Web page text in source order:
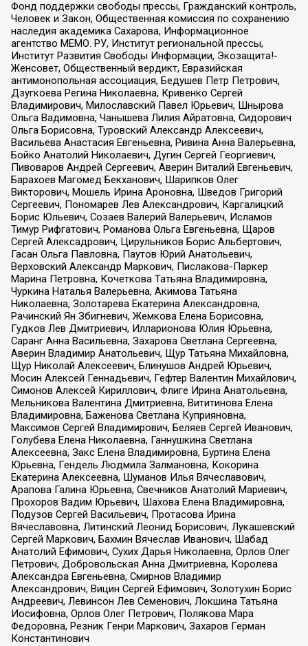
Фонд поддержки свободы прессы, Гражданский контроль,
Человек и Закон, Общественная комиссия по сохранению
наследия академика Сахарова, Информационное
агентство МЕМО. РУ, Институт региональной прессы,
Институт Развития Свободы Информации, Экозащита!-
Женсовет, Общественный вердикт, Евразийская
антимонопольная ассоциация, Бедушев Петр Петрович,
Дзугкоева Регина Николаевна, Кривенко Сергей
Владимирович, Милославский Павел Юрьевич, Шнырова
Ольга Вадимовна, Чанышева Лилия Айратовна, Сидорович
Ольга Борисовна, Туровский Александр Алексеевич,
Васильева Анастасия Евгеньевна, Ривина Анна Валерьевна,
Бойко Анатолий Николаевич, Дугин Сергей Георгиевич,
Пивоваров Андрей Сергеевич, Аверин Виталий Евгеньевич,
Барахоев Магомед Бекханович, Шарипков Олег
Викторович, Мошель Ирина Ароновна, Шведов Григорий
Сергеевич, Пономарев Лев Александрович, Каргалицкий
Борис Юльевич, Созаев Валерий Валерьевич, Исламов
Тимур Рифгатович, Романова Ольга Евгеньевна, Щаров
Сергей Алексадрович, Цирульников Борис Альбертович,
Гасан Ольга Павловна, Паутов Юрий Анатольевич,
Верховский Александр Маркович, Пислакова-Паркер
Марина Петровна, Кочеткова Татьяна Владимировна,
Чуркина Наталья Валерьевна, Акимова Татьяна
Николаевна, Золотарева Екатерина Александровна,
Рачинский Ян Збигневич, Жемкова Елена Борисовна,
Гудков Лев Дмитриевич, Илларионова Юлия Юрьевна,
Саранг Анна Васильевна, Захарова Светлана Сергеевна,
Аверин Владимир Анатольевич, Щур Татьяна Михайловна,
Щур Николай Алексеевич, Блинушов Андрей Юрьевич,
Мосин Алексей Геннадьевич, Гефтер Валентин Михайлович,
Симонов Алексей Кириллович, Флиге Ирина Анатольевна,
Мельникова Валентина Дмитриевна, Вититинова Елена
Владимировна, Баженова Светлана Куприяновна,
Максимов Сергей Владимирович, Беляев Сергей Иванович,
Голубева Елена Николаевна, Ганнушкина Светлана
Алексеевна, Закс Елена Владимировна, Буртина Елена
Юрьевна, Гендель Людмила Залмановна, Кокорина
Екатерина Алексеевна, Шуманов Илья Вячеславович,
Арапова Галина Юрьевна, Свечников Анатолий Мариевич,
Прохоров Вадим Юрьевич, Шахова Елена Владимировна,
Подузов Сергей Васильевич, Протасова Ирина
Вячеславовна, Литинский Леонид Борисович, Лукашевский
Сергей Маркович, Бахмин Вячеслав Иванович, Шабад
Анатолий Ефимович, Сухих Дарья Николаевна, Орлов Олег
Петрович, Добровольская Анна Дмитриевна, Королева
Александра Евгеньевна, Смирнов Владимир
Александрович, Вицин Сергей Ефимович, Золотухин Борис
Андреевич, Левинсон Лев Семенович, Локшина Татьяна
Иосифовна, Орлов Олег Петрович, Полякова Мара
Федоровна, Резник Генри Маркович, Захаров Герман
Константинович